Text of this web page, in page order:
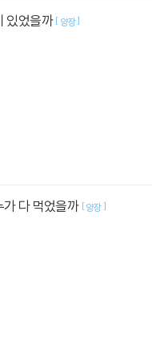
있었을까[ 양장]
가 다 먹었을까 [양장]